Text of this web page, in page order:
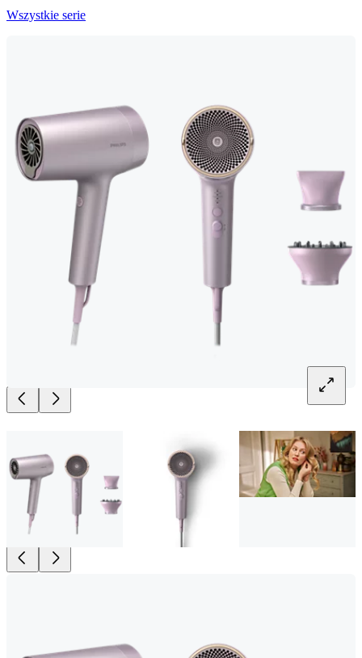
Wszystkie serie